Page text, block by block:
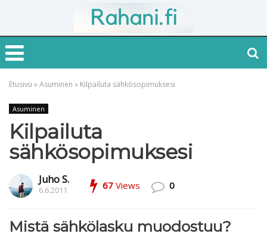
Etusivu »Asuminen » Kilpailuta sähkösopimuksesi
Asuminen
Kilpailuta
sähkösopimuksesi
Juho S.
6.6.2011 67 Views 0
Mistä sähkölasku muodostuu?